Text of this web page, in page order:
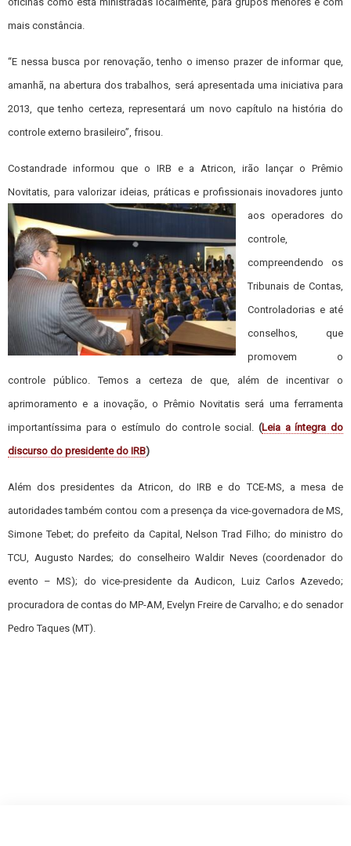
mais constância.
“E nessa busca por renovação, tenho o imenso prazer de informar que,
amanhã, na abertura dos trabalhos, será apresentada uma iniciativa para
2013, que tenho certeza, representará um novo capítulo na história do
controle externo brasileiro”, frisou.
Costandrade informou que o IRB e a Atricon, irão lançar o Prêmio
Novitatis, para valorizar ideias, práticas e profissionais inovadores junto
aos operadores do
controle,
compreendendo os
Tribunais de Contas,
Controladorias e até
conselhos, que
promovem o
controle público. Temos a certeza de que, além de incentivar o
aprimoramento e a inovação, o Prêmio Novitatis será uma ferramenta
importantíssima para o estímulo do controle social. (Leia a íntegra do
discurso do presidente do IRB)
Além dos presidentes da Atricon, do IRB e do TCE-MS, a mesa de
autoridades também contou com a presença da vice-governadora de MS,
Simone Tebet; do prefeito da Capital, Nelson Trad Filho; do ministro do
TCU, Augusto Nardes; do conselheiro Waldir Neves (coordenador do
evento – MS); do vice-presidente da Audicon, Luiz Carlos Azevedo;
procuradora de contas do MP-AM, Evelyn Freire de Carvalho; e do senador
Pedro Taques (MT).